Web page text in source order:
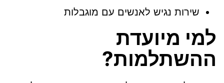
שירות נגיש לאנשים עם מוגבלות
למי מיועדת
ההשתלמות?